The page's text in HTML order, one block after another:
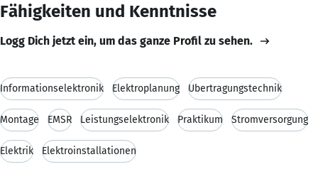
Fähigkeiten und Kenntnisse
Logg Dich jetzt ein, um das ganze Profil zu sehen.
Informationselektronik Elektroplanung Übertragungstechnik
Montage EMSR Leistungselektronik Praktikum Stromversorgung
Elektrik Elektroinstallationen